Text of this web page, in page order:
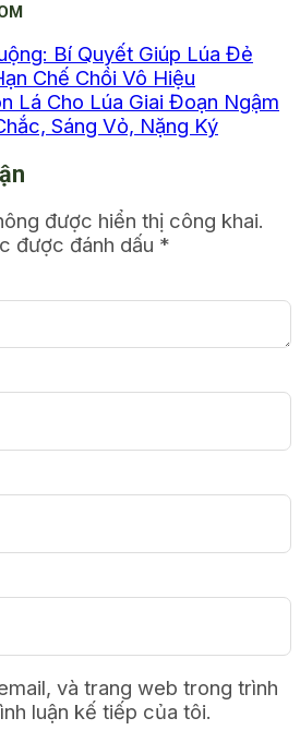
Bí Quyết Giúp Lúa Đẻ
Chế Chồi Vô Hiệu
Lá Cho Lúa Giai Đoạn Ngậm
Sáng Vỏ, Nặng Ký
được hiển thị công khai.
được đánh dấu *
và trang web trong trình
luận kế tiếp của tôi.